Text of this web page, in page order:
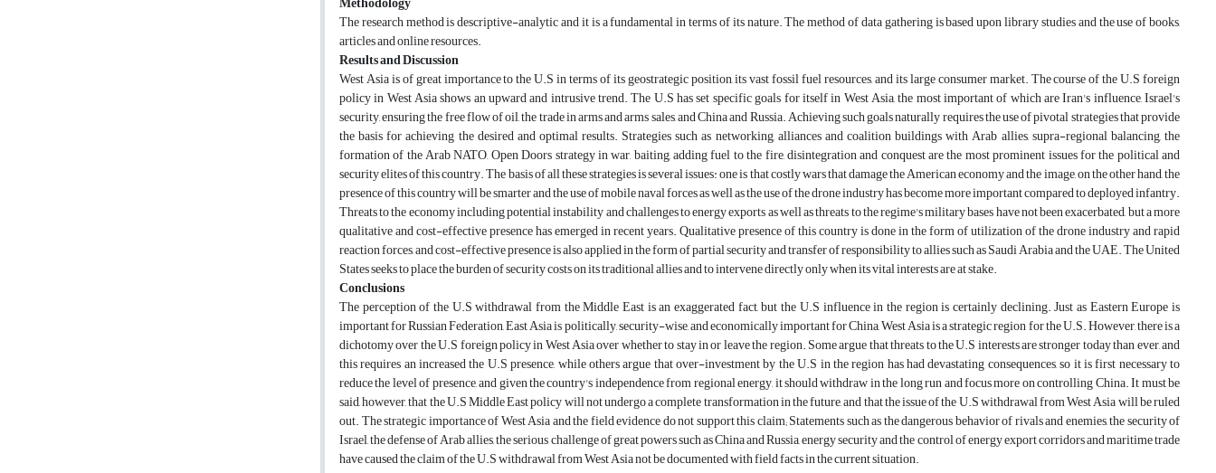
The research method is descriptive-analytic and it is a fundamental in terms of its nature. The method of data gathering is based upon library studies and the use of books,
articles and online resources.
Results and Discussion
West Asia is of great importance to the U.S in terms of its geostrategic position, its vast fossil fuel resources, and its large consumer market. The course of the U.S foreign
policy in West Asia shows an upward and intrusive trend. The U.S has set specific goals for itself in West Asia, the most important of which are Iran's influence, Israel's
security, ensuring the free flow of oil, the trade in arms and arms sales, and China and Russia. Achieving such goals naturally requires the use of pivotal strategies that provide
the basis for achieving the desired and optimal results. Strategies such as networking, alliances and coalition buildings with Arab allies, supra-regional balancing, the
formation of the Arab NATO, Open Doors strategy in war, baiting, adding fuel to the fire, disintegration and conquest are the most prominent issues for the political and
security elites of this country. The basis of all these strategies is several issues: one is that costly wars that damage the American economy and the image, on the other hand, the
presence of this country will be smarter and the use of mobile naval forces as well as the use of the drone industry has become more important compared to deployed infantry.
Threats to the economy including potential instability and challenges to energy exports as well as threats to the regime's military bases have not been exacerbated, but a more
qualitative and cost-effective presence has emerged in recent years. Qualitative presence of this country is done in the form of utilization of the drone industry and rapid
reaction forces, and cost-effective presence is also applied in the form of partial security and transfer of responsibility to allies such as Saudi Arabia and the UAE. The United
States seeks to place the burden of security costs on its traditional allies and to intervene directly only when its vital interests are at stake.
Conclusions
The perception of the U.S withdrawal from the Middle East is an exaggerated fact, but the U.S influence in the region is certainly declining. Just as Eastern Europe is
important for Russian Federation, East Asia is politically, security-wise, and economically important for China, West Asia is a strategic region for the U.S. However, there is a
dichotomy over the U.S foreign policy in West Asia over whether to stay in or leave the region. Some argue that threats to the U.S interests are stronger today than ever, and
this requires an increased the U.S presence, while others argue that over-investment by the U.S in the region has had devastating consequences, so it is first necessary to
reduce the level of presence, and given the country's independence from regional energy, it should withdraw in the long run and focus more on controlling China. It must be
said, however, that the U.S Middle East policy will not undergo a complete transformation in the future, and that the issue of the U.S withdrawal from West Asia will be ruled
out. The strategic importance of West Asia and the field evidence do not support this claim; Statements such as the dangerous behavior of rivals and enemies, the security of
Israel, the defense of Arab allies, the serious challenge of great powers such as China and Russia, energy security and the control of energy export corridors and maritime trade
have caused the claim of the U.S withdrawal from West Asia not be documented with field facts in the current situation.